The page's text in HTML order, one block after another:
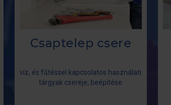
Csaptelep csere
víz, és fűtéssel kapcsolatos használati
tárgyak cseréje, beépítése